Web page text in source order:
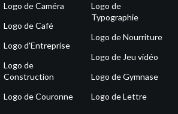
Logo de Caméra
Logo de Café
Logo d'Entreprise
Logo de
Construction
Logo de Couronne
Logo de
Typographie
Logo de Nourriture
Logo de Jeu vidéo
Logo de Gymnase
Logo de Lettre